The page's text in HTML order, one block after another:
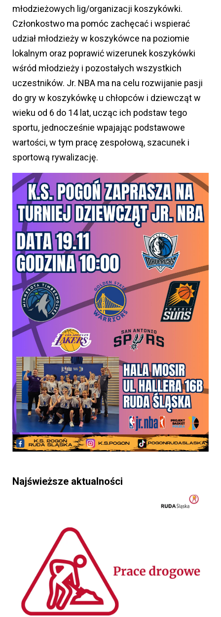
młodzieżowych lig/organizacji koszykówki.
Członkostwo ma pomóc zachęcać i wspierać
udział młodzieży w koszykówce na poziomie
lokalnym oraz poprawić wizerunek koszykówki
wśród młodzieży i pozostałych wszystkich
uczestników. Jr. NBA ma na celu rozwijanie pasji
do gry w koszykówkę u chłopców i dziewcząt w
wieku od 6 do 14 lat, ucząc ich podstaw tego
sportu, jednocześnie wpajając podstawowe
wartości, w tym pracę zespołową, szacunek i
sportową rywalizację.
Najświeższe aktualności